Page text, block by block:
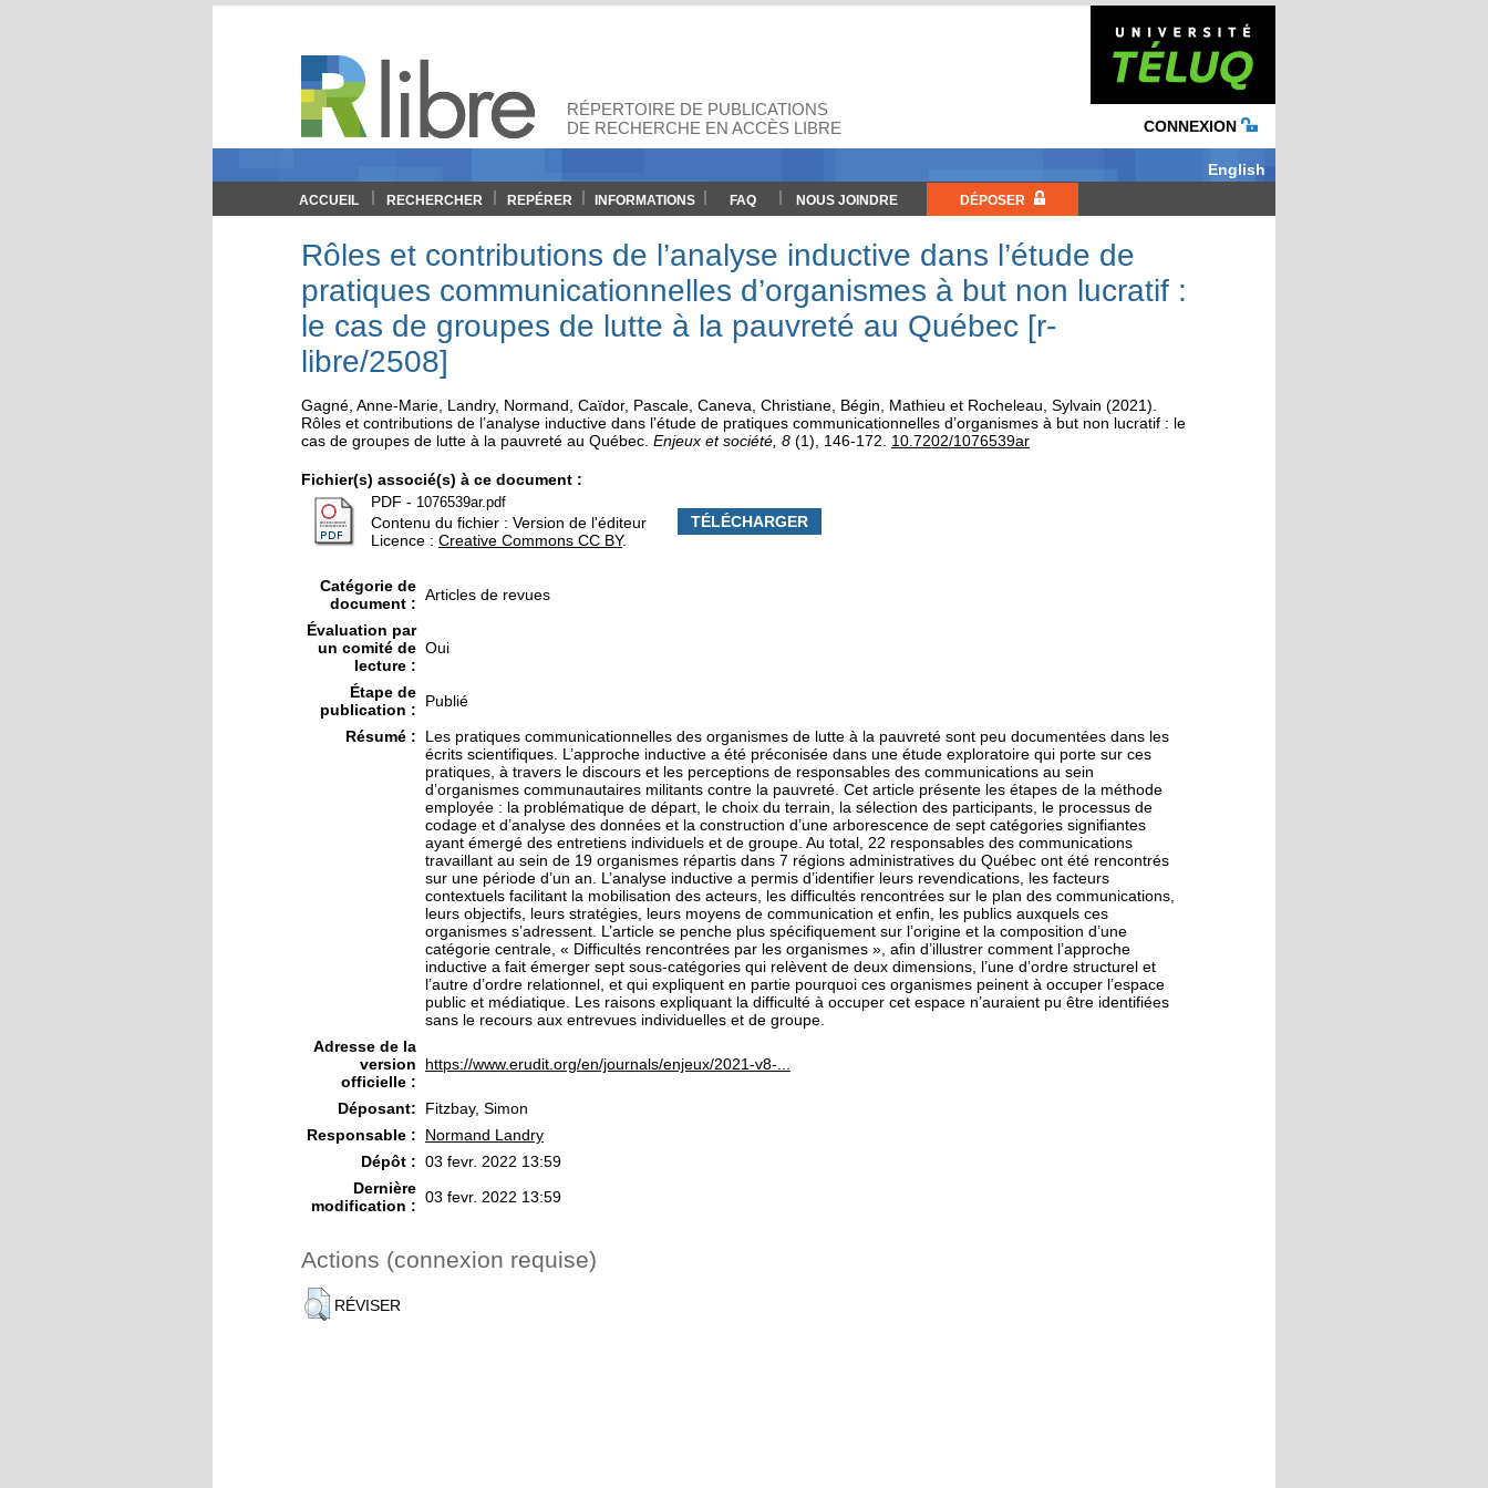
CONNEXION
English
RÉPERTOIRE DE PUBLICATIONS
DE RECHERCHE EN ACCÈS LIBRE
ACCUEIL RECHERCHER REPÉRER INFORMATIONS FAQ NOUS JOINDRE DÉPOSER
Rôles et contributions de l’analyse inductive dans l’étude de
pratiques communicationnelles d’organismes à but non lucratif :
le cas de groupes de lutte à la pauvreté au Québec [r-
libre/2508]
Gagné, Anne-Marie Landry, Normand Caïdor, Pascale Caneva, Christiane Bégin, Mathieu et Rocheleau, Sylvain (2021).
Rôles et contributions de l’analyse inductive dans l’étude de pratiques communicationnelles d’organismes à but non lucratif : le
cas de groupes de lutte à la pauvreté au Québec Enjeux et société, 8 (1) , 146-172. 10.7202/1076539ar
Fichier(s) associé(s) à ce document :
PDF - 1076539ar.pdf
Contenu du fichier : Version de l'éditeur
Licence : Creative Commons CC BY.
TÉLÉCHARGER
Catégorie de
document : Articles de revues
Évaluation par
un comité de
lecture :
Oui
Étape de
publication :
Publié
Résumé :
Les pratiques communicationnelles des organismes de lutte à la pauvreté sont peu documentées dans les
écrits scientifiques. L’approche inductive a été préconisée dans une étude exploratoire qui porte sur ces
pratiques, à travers le discours et les perceptions de responsables des communications au sein
d’organismes communautaires militants contre la pauvreté. Cet article présente les étapes de la méthode
employée : la problématique de départ, le choix du terrain, la sélection des participants, le processus de
codage et d’analyse des données et la construction d’une arborescence de sept catégories signifiantes
ayant émergé des entretiens individuels et de groupe. Au total, 22 responsables des communications
travaillant au sein de 19 organismes répartis dans 7 régions administratives du Québec ont été rencontrés
sur une période d’un an. L’analyse inductive a permis d’identifier leurs revendications, les facteurs
contextuels facilitant la mobilisation des acteurs, les difficultés rencontrées sur le plan des communications,
leurs objectifs, leurs stratégies, leurs moyens de communication et enfin, les publics auxquels ces
organismes s’adressent. L’article se penche plus spécifiquement sur l’origine et la composition d’une
catégorie centrale, « Difficultés rencontrées par les organismes », afin d’illustrer comment l’approche
inductive a fait émerger sept sous-catégories qui relèvent de deux dimensions, l’une d’ordre structurel et
l’autre d’ordre relationnel, et qui expliquent en partie pourquoi ces organismes peinent à occuper l’espace
public et médiatique. Les raisons expliquant la difficulté à occuper cet espace n’auraient pu être identifiées
sans le recours aux entrevues individuelles et de groupe.
Adresse de la
version
officielle :
https://www.erudit.org/en/journals/enjeux/2021-v8-...
Déposant:
Fitzbay, Simon
Responsable :
Normand Landry
Dépôt : 03 fevr. 2022 13:59
Dernière
modification : 03 fevr. 2022 13:59
Actions (connexion requise)
RÉVISER